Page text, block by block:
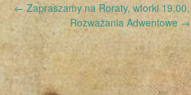
← Zapraszamy na Roraty, wtorki
Rozważania Adwentowe →